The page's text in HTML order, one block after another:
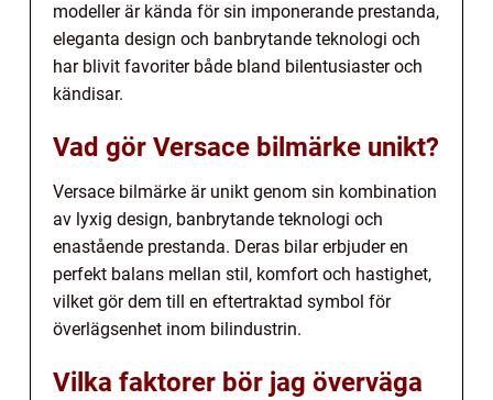
modeller är kända för sin imponerande prestanda,
eleganta design och banbrytande teknologi och
har blivit favoriter både bland bilentusiaster och
kändisar.
Vad gör Versace bilmärke unikt?
Versace bilmärke är unikt genom sin kombination
av lyxig design, banbrytande teknologi och
enastående prestanda. Deras bilar erbjuder en
perfekt balans mellan stil, komfort och hastighet,
vilket gör dem till en eftertraktad symbol för
överlägsenhet inom bilindustrin.
Vilka faktorer bör jag överväga